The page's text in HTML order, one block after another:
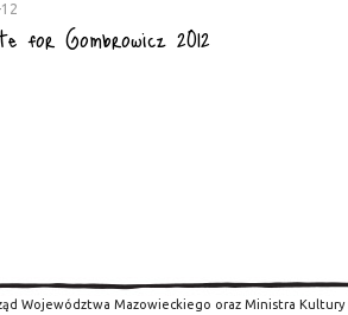
for Gombrowicz 2012
Województwa Mazowieckiego oraz Ministra